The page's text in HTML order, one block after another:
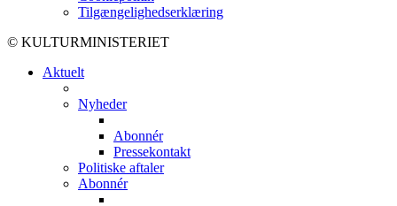
Tilgængelighedserklæring
© KULTURMINISTERIET
Aktuelt
Nyheder
Abonnér
Pressekontakt
Politiske aftaler
Abonnér